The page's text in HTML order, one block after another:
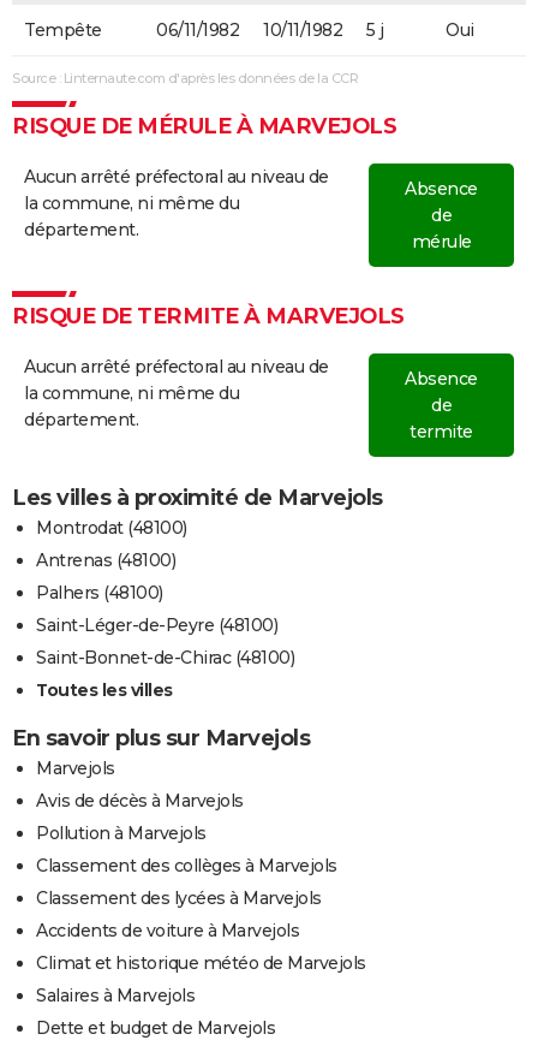
Tempête 06/11/1982 10/11/1982 5 j Oui
Source : Linternaute.com d'après les données de la CCR
RISQUE DE MÉRULE À MARVEJOLS
Aucun arrêté préfectoral au niveau de
la commune, ni même du
département.
Absence
de
mérule
RISQUE DE TERMITE À MARVEJOLS
Aucun arrêté préfectoral au niveau de
la commune, ni même du
département.
Absence
de
termite
Les villes à proximité de Marvejols
Montrodat (48100)
Antrenas (48100)
Palhers (48100)
Saint-Léger-de-Peyre (48100)
Saint-Bonnet-de-Chirac (48100)
Toutes les villes
En savoir plus sur Marvejols
Marvejols
Avis de décès à Marvejols
Pollution à Marvejols
Classement des collèges à Marvejols
Classement des lycées à Marvejols
Accidents de voiture à Marvejols
Climat et historique météo de Marvejols
Salaires à Marvejols
Dette et budget de Marvejols